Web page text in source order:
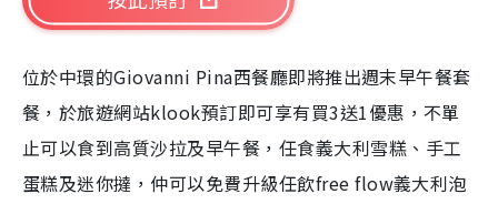
位於中環的Giovanni Pina西餐廳即將推出週末早午餐套
餐，於旅遊網站klook預訂即可享有買3送1優惠，不單
止可以食到高質沙拉及早午餐，任食義大利雪糕、手工
蛋糕及迷你撻，仲可以免費升級任飲free flow義大利泡